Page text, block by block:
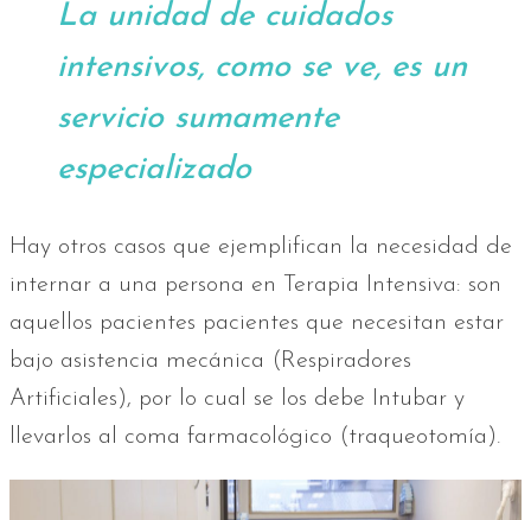
La unidad de cuidados
intensivos, como se ve, es un
servicio sumamente
especializado
Hay otros casos que ejemplifican la necesidad de
internar a una persona en Terapia Intensiva: son
aquellos pacientes pacientes que necesitan estar
bajo asistencia mecánica (Respiradores
Artificiales), por lo cual se los debe Intubar y
llevarlos al coma farmacológico (traqueotomía).